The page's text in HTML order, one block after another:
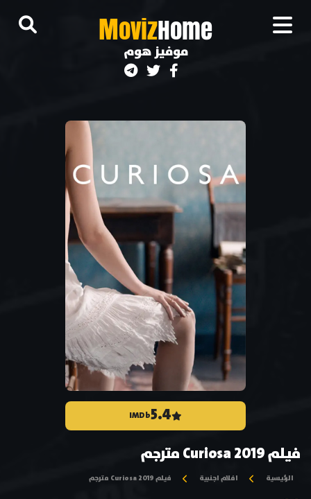
MovizHome
موفيز هوم
5.4
IMDb
فيلم Curiosa 2019 مترجم
الرئيسية افلام اجنبية فيلم Curiosa 2019 مترجم